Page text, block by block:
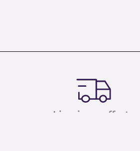
Livraison offerte